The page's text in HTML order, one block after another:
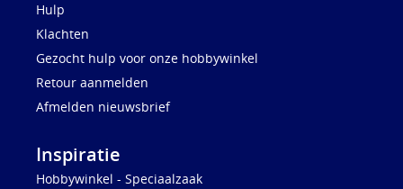
Hulp
Klachten
Gezocht hulp voor onze hobbywinkel
Retour aanmelden
Afmelden nieuwsbrief
Inspiratie
Hobbywinkel - Speciaalzaak